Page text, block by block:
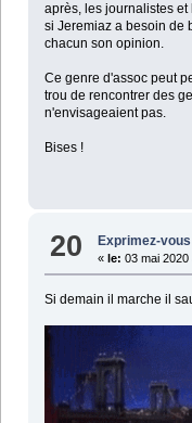
après, les journalistes
si Jeremiaz a besoin de
chacun son opinion.
Ce genre d'assoc peut
trou de rencontrer des
n'envisageaient pas.
Bises !
20 Exprimez-vous
«le: 03 mai
Si demain il marche il